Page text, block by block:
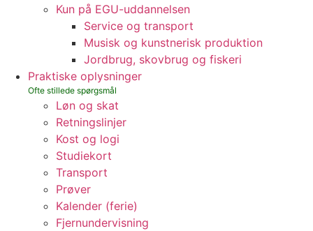
Kun på EGU-uddannelsen
Service og transport
Musisk og kunstnerisk produktion
Jordbrug, skovbrug og fiskeri
Praktiske oplysninger
Løn og skat
Retningslinjer
Kost og logi
Studiekort
Transport
Prøver
Kalender (ferie)
Fjernundervisning